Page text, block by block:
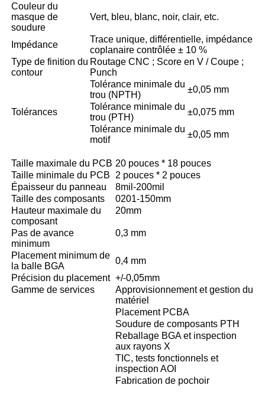
Couleur du
masque de
soudure
Vert, bleu, blanc, noir, clair, etc.
Impédance
Trace unique, différentielle, impédance
coplanaire contrôlée ± 10 %
Type de finition du
contour
Routage CNC ; Score en V / Coupe ;
Punch
Tolérances
Tolérance minimale du
trou (NPTH)
±0,05 mm
Tolérance minimale du
trou (PTH)
±0,075 mm
Tolérance minimale du
motif
±0,05 mm
Taille maximale du PCB 20 pouces * 18 pouces
Taille minimale du PCB
2 pouces * 2 pouces
Épaisseur du panneau
8mil-200mil
Taille des composants
0201-150mm
Hauteur maximale du
composant
20mm
Pas de avance
minimum
0,3 mm
Placement minimum de
la balle BGA
0,4 mm
Précision du placement +/-0,05mm
Gamme de services
Approvisionnement et gestion du
matériel
Placement PCBA
Soudure de composants PTH
Reballage BGA et inspection
aux rayons X
TIC, tests fonctionnels et
inspection AOI
Fabrication de pochoir